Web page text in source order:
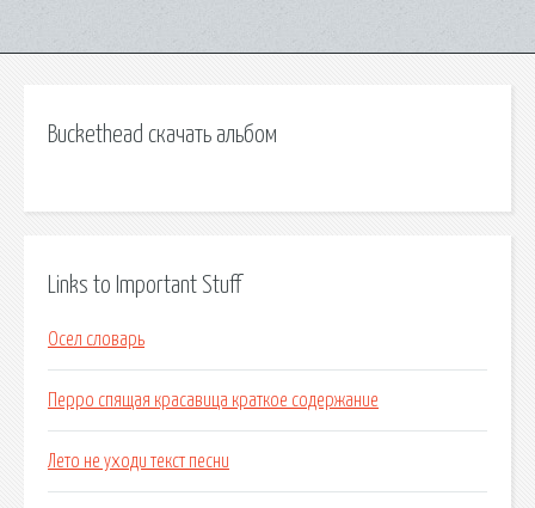
Buckethead скачать альбом
Links to Important Stuff
Осел словарь
Перро спящая красавица краткое содержание
Лето не уходи текст песни